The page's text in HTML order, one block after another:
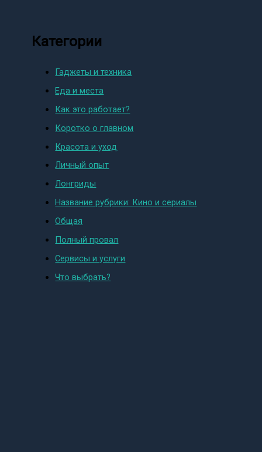
Категории
Гаджеты и техника
Еда и места
Как это работает?
Коротко о главном
Красота и уход
Личный опыт
Лонгриды
Название рубрики: Кино и сериалы
Общая
Полный провал
Сервисы и услуги
Что выбрать?